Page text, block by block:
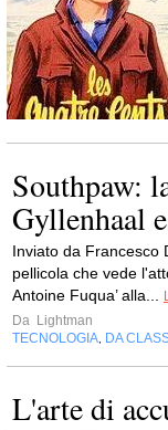
Southpaw:
Gyllenhaal
Inviato da Francesco
pellicola che vede
Antoine Fuqua’ alla...
Da Lightman
TECNOLOGIA DA
L'arte di